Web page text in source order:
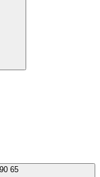
+7 495 005 90 65